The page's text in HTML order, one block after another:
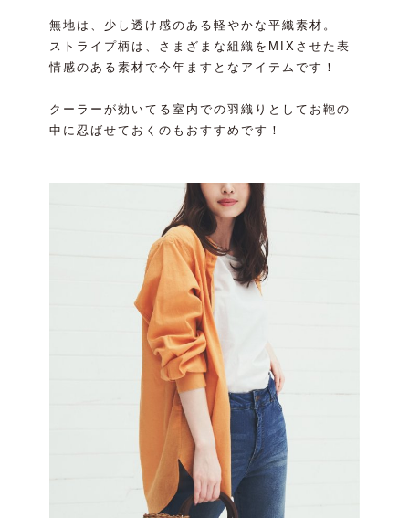
無地は、少し透け感のある軽やかな平織素材。
ストライプ柄は、さまざまな組織をMIXさせた表
情感のある素材で今年ますとなアイテムです！
クーラーが効いてる室内での羽織りとしてお鞄の
中に忍ばせておくのもおすすめです！